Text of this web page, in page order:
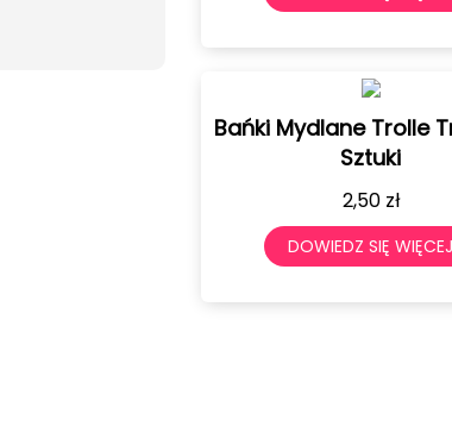
Bańki Mydlane Trolle
Sztuki
2,50 zł
DOWIEDZ SIĘ WIĘCEJ